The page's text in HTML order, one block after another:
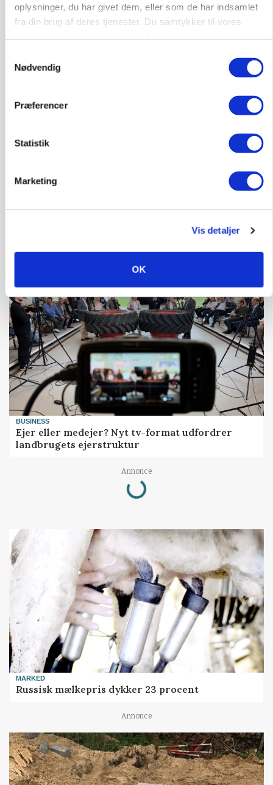
oplysninger, du har givet dem, eller som de har indsamlet
fra din brug af deres tjenester. Du samtykker til vores
Nødvendig
Præferencer
Statistik
Marketing
Vis detaljer
OK
Prisgab på 20 kroner pr. kg vokser: Polsk kylling
presser markedet
BUSINESS
Ejer eller medejer? Nyt tv-format udfordrer
landbrugets ejerstruktur
Annonce
Loading...
MARKED
Russisk mælkepris dykker 23 procent
Annonce